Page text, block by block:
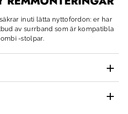
inuti lätta nyttofordon: er har
av surrband som är kompatibla
-stolpar.